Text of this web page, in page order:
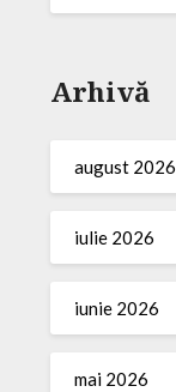
Arhivă
august 2026
iulie 2026
iunie 2026
mai 2026